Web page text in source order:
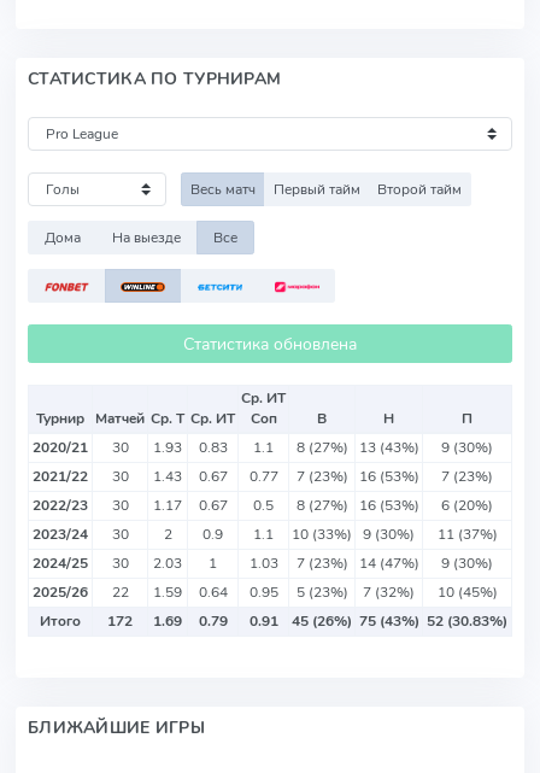
СТАТИСТИКА ПО ТУРНИРАМ
Весь матч Первый тайм Второй тайм
Дома На выезде Все
Статистика обновлена
Турнир Матчей Ср. Т Ср. ИТ
Ср. ИТ
Соп
В Н
П
2020/21
30 1.93 0.83 1.1 8 (27%) 13 (43%)
9 (30%)
2021/22
30 1.43 0.67 0.77 7 (23%) 16 (53%)
7 (23%)
2022/23
30 1.17 0.67 0.5 8 (27%) 16 (53%)
6 (20%)
2023/24
30 2 0.9 1.1 10 (33%) 9 (30%)
11 (37%)
2024/25
30 2.03 1 1.03 7 (23%) 14 (47%)
9 (30%)
2025/26
22 1.59 0.64 0.95 5 (23%) 7 (32%)
10 (45%)
Итого
172 1.69 0.79 0.91 45 (26%) 75 (43%) 52 (30.83%)
БЛИЖАЙШИЕ ИГРЫ